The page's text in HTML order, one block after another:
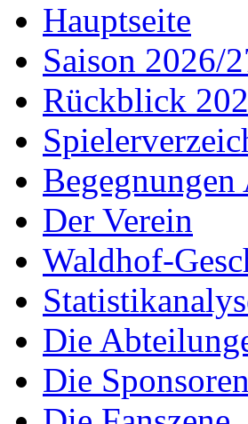
Hauptseite
Saison 2026/
Rückblick
Begegnungen
Der Verein
Waldhof-
Die
Die Sponsoren